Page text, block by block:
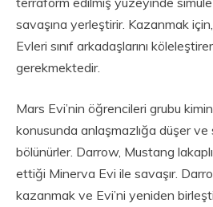
savaşına yerleştirir. Kazanmak
Evleri sınıf arkadaşlarını
gerekmektedir.
Mars Evi’nin öğrencileri grubu
konusunda anlaşmazlığa düşer
bölünürler. Darrow, Mustang
ettiği Minerva Evi ile savaşır.
kazanmak ve Evi’ni yeniden